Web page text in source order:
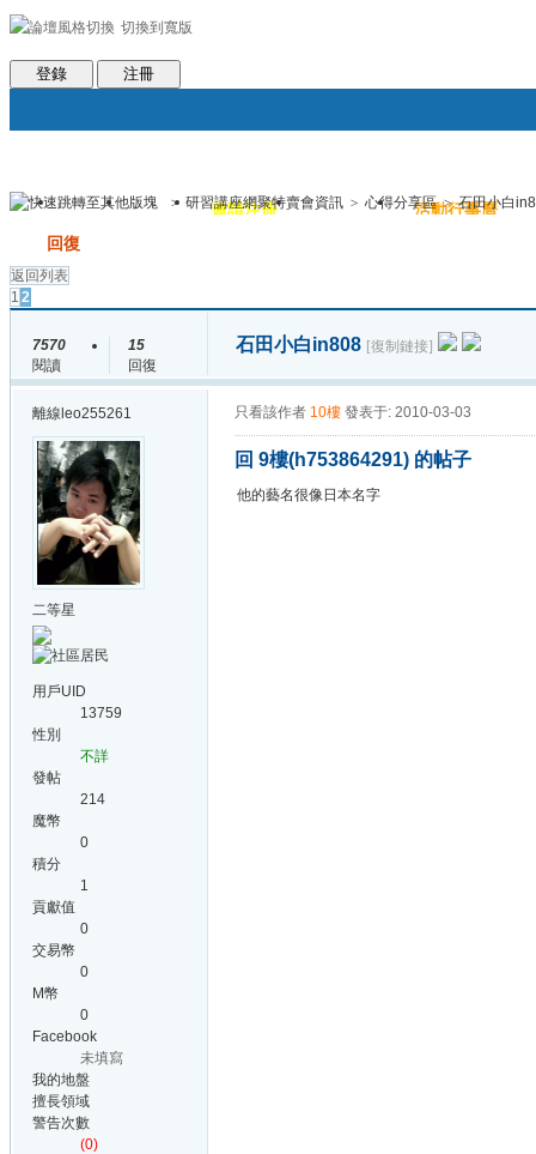
切換到寬版
會員條款 社區服務
登錄 注冊
論壇 圈子 邀請注冊 群組聚合 活動行事曆
> 研習講座網聚特賣會資訊 > 心得分享區 > 石田小白
回復
返回列表
1 2
7570
閱讀
15
回復
石田小白in808 [復制鏈接]
離線 leo255261
二等星
用戶UID
13759
性別
不詳
發帖
214
魔幣
0
積分
1
貢獻值
0
交易幣
0
M幣
0
Facebook
未填寫
我的地盤
擅長領域
警告次數
(0)
只看該作者 10樓 發表于: 2010-03-03
回 9樓(h753864291) 的帖子
他的藝名很像日本名字